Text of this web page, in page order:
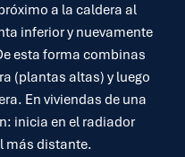
a la caldera al
inferior y nuevamente
esta forma combinas
(plantas altas) y luego
En viviendas de una
inicia en el radiador
más distante.